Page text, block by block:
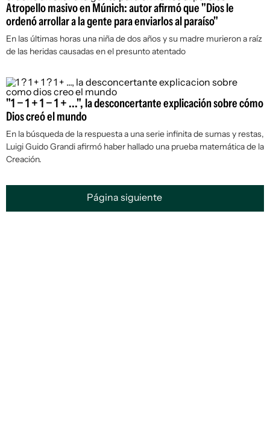
Atropello masivo en Múnich: autor afirmó que "Dios le
ordenó arrollar a la gente para enviarlos al paraíso"
En las últimas horas una niña de dos años y su madre murieron a raíz
de las heridas causadas en el presunto atentado
"1 − 1 + 1 − 1 + ...", la desconcertante explicación sobre cómo
Dios creó el mundo
En la búsqueda de la respuesta a una serie infinita de sumas y restas,
Luigi Guido Grandi afirmó haber hallado una prueba matemática de la
Creación.
Página siguiente